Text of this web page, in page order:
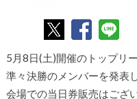
5月8日(土)開催のトップリ
準々決勝のメンバーを発表
会場での当日券販売はござ